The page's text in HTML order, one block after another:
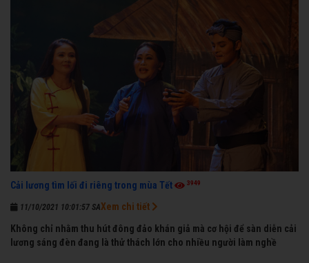
Cải lương tìm lối đi riêng trong mùa Tết 3949
11/10/2021 10:01:57 SA
Không chỉ nhằm thu hút đông đảo khán giả mà cơ hội để sàn diễn cải
lương sáng đèn đang là thử thách lớn cho nhiều người làm nghề
Xem chi tiết